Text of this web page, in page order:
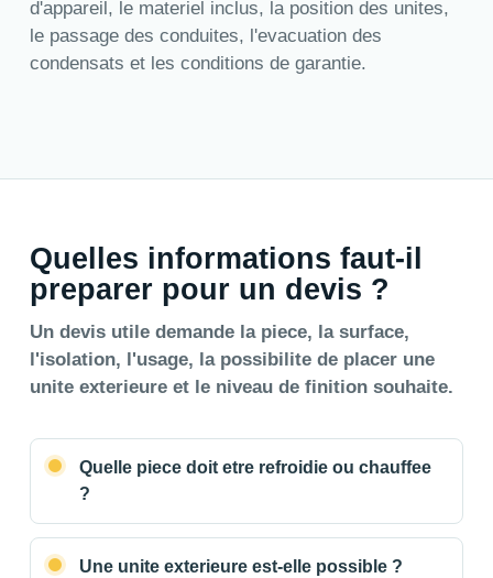
d'appareil, le materiel inclus, la position des unites,
le passage des conduites, l'evacuation des
condensats et les conditions de garantie.
Quelles informations faut-il
preparer pour un devis ?
Un devis utile demande la piece, la surface,
l'isolation, l'usage, la possibilite de placer une
unite exterieure et le niveau de finition souhaite.
Quelle piece doit etre refroidie ou chauffee
?
Une unite exterieure est-elle possible ?